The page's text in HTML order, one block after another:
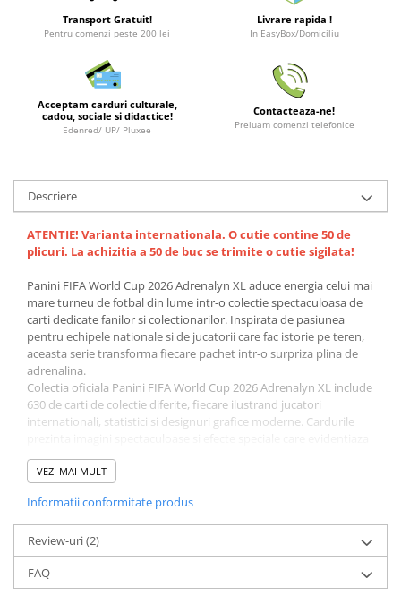
Brelocuri
Carti
Minecraft
Carnetele
Dragon Ball
Pokemon
One Piece
Lord of The Rings
Naruto Shippuden
Sailor Moon
Harry Potter
Fallout
Stranger Things
Collectibles
KPop Demon Hunters
Retro Arcade – Jocuri, Console si
Transport Gratuit!
Pentru comenzi peste 200 lei
Livrare rapida !
In EasyBox/Domiciliu
Acceptam carduri culturale,
cadou, sociale si didactice!
Edenred/ UP/ Pluxee
Contacteaza-ne!
Preluam comenzi telefonice
Descriere
ATENTIE! Varianta internationala. O cutie contine 50 de
plicuri. La achizitia a 50 de buc se trimite o cutie sigilata!
Panini FIFA World Cup 2026 Adrenalyn XL aduce energia celui mai
mare turneu de fotbal din lume intr-o colectie spectaculoasa de
carti dedicate fanilor si colectionarilor. Inspirata de pasiunea
pentru echipele nationale si de jucatorii care fac istorie pe teren,
aceasta serie transforma fiecare pachet intr-o surpriza plina de
adrenalina.
Colectia oficiala Panini FIFA World Cup 2026 Adrenalyn XL include
630 de carti de colectie diferite, fiecare ilustrand jucatori
internationali, statistici si designuri grafice moderne. Cardurile
starurile fotbalului mondial si momentele memorabile ale
competitiei.
completa, ceea ce face experienta deschiderii unui plic si mai
captivanta. Colectionarii pot descoperi carduri rare, speciale sau
jucatori preferati, completand treptat intreaga serie.
Seria Adrenalyn XL este apreciata la nivel global pentru
combinatia dintre colectie si joc strategic. Cardurile pot fi folosite
si in jocul oficial Adrenalyn XL, unde statisticile jucatorilor
VEZI MAI MULT
Informatii conformitate produs
Review-uri(2)
FAQ